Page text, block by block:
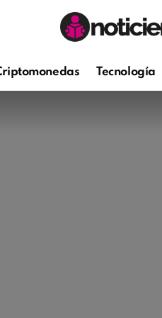
Tecnología